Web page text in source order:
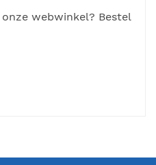
webwinkel? Bestel